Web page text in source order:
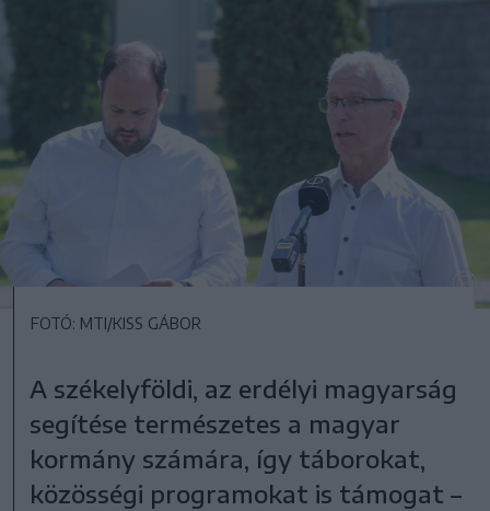
FOTÓ: MTI/KISS GÁBOR
A székelyföldi, az erdélyi magyarság
segítése természetes a magyar
kormány számára, így táborokat,
közösségi programokat is támogat –